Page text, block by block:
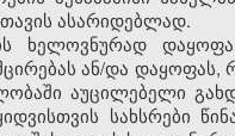
ასარიდებლად.
ხელოვნურად დაყოფა
ან/და
აუცილებელი
სახსრები